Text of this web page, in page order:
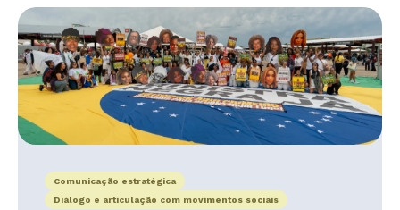
Comunicação estratégica
Diálogo e articulação com movimentos sociais